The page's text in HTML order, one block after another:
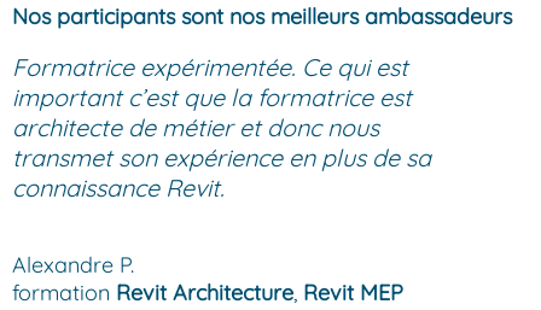
Nos participants sont nos meilleurs ambassadeurs
Formatrice expérimentée. Ce qui est
important c’est que la formatrice est
architecte de métier et donc nous
transmet son expérience en plus de sa
connaissance Revit.
Alexandre P.
formation Revit Architecture, Revit MEP